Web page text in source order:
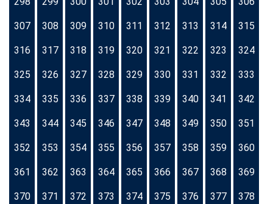
307 308 309 310 311 312 313 314 315
316 317 318 319 320 321 322 323 324
325 326 327 328 329 330 331 332 333
334 335 336 337 338 339 340 341 342
343 344 345 346 347 348 349 350 351
352 353 354 355 356 357 358 359 360
361 362 363 364 365 366 367 368 369
370 371 372 373 374 375 376 377 378